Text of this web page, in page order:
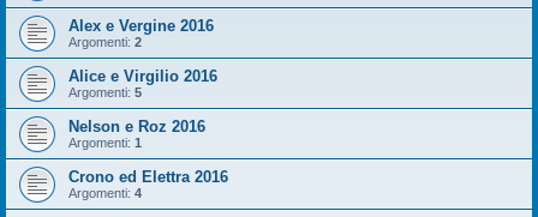
Alex e Vergine 2016
Argomenti: 2
Alice e Virgilio 2016
Argomenti: 5
Nelson e Roz 2016
Argomenti: 1
Crono ed Elettra 2016
Argomenti: 4